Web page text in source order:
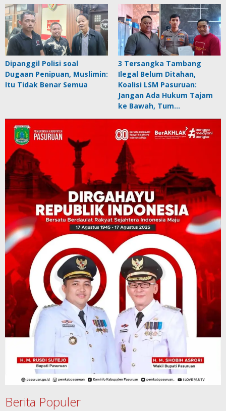
Dipanggil Polisi soal
Dugaan Penipuan, Muslimin:
Itu Tidak Benar Semua
3 Tersangka Tambang
Ilegal Belum Ditahan,
Koalisi LSM Pasuruan:
Jangan Ada Hukum Tajam
ke Bawah, Tum…
Berita Populer